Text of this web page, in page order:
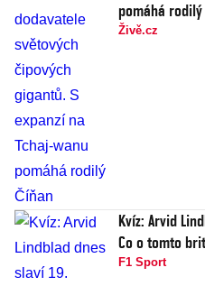
pomáhá rodilý
Živě.cz
Kvíz: Arvid
Co o tomto
F1 Sport